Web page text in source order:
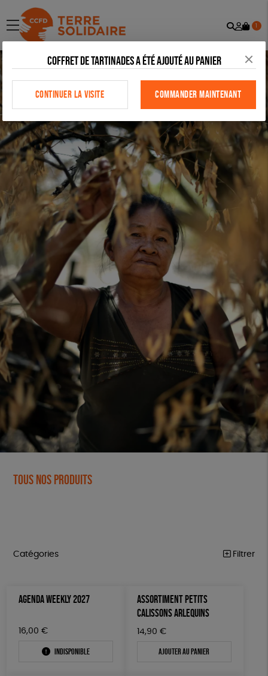
menu
Mon
1
Tous nos produits
Catégories Filtrer
MAISON
ACCESSOIRES
Par défaut
Nouveauté
Prix : du - cher au + cher
50 € - 100 €
Couleur
Mots clés
AGENDA WEEKLY 2027
16,00 €
Indisponible
ASSORTIMENT PETITS
CALISSONS ARLEQUINS
14,90 €
Ajouter au panier
Coffret de tartinades a été ajouté au panier
CONTINUER LA VISITE COMMANDER MAINTENANT